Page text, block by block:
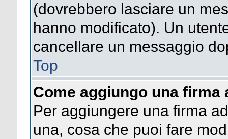
(dovrebbero lasciare un
hanno modificato). Un
cancellare un messaggio
Top
Come aggiungo una firma
Per aggiungere una firma
una, cosa che puoi fare